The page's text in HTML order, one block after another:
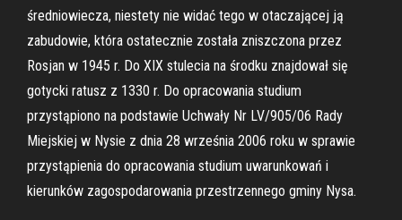
średniowiecza, niestety nie widać tego w otaczającej ją
zabudowie, która ostatecznie została zniszczona przez
Rosjan w 1945 r. Do XIX stulecia na środku znajdował się
gotycki ratusz z 1330 r. Do opracowania studium
przystąpiono na podstawie Uchwały Nr LV/905/06 Rady
Miejskiej w Nysie z dnia 28 września 2006 roku w sprawie
przystąpienia do opracowania studium uwarunkowań i
kierunków zagospodarowania przestrzennego gminy Nysa.